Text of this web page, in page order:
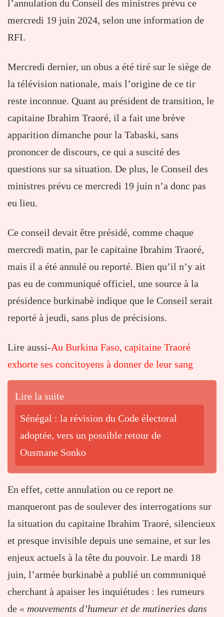
l’annulation du Conseil des ministres prévu ce
mercredi 19 juin 2024, selon une information de
RFI.
Mercredi dernier, un obus a été tiré sur le siège de
la télévision nationale, mais l’origine de ce tir
reste inconnue. Quant au président de transition, le
capitaine Ibrahim Traoré, il a fait une brève
apparition dimanche pour la Tabaski, sans
prononcer de discours, ce qui a suscité des
questions sur sa situation. De plus, le Conseil des
ministres prévu ce mercredi 19 juin n’a donc pas
eu lieu.
Ce conseil devait être présidé, comme chaque
mercredi matin, par le capitaine Ibrahim Traoré,
mais il a été annulé ou reporté. Bien qu’il n’y ait
pas eu de communiqué officiel, une source à la
présidence burkinabè indique que le Conseil serait
reporté à jeudi, sans plus de précisions.
Lire aussi-Au Burkina Faso, capitaine Traoré
exhorte ses concitoyens à donner de leur sang
Lire la suite
Sénégal : la révision du Code électoral
adoptée, vers un possible retour de
Ousmane Sonko
En effet, cette annulation ou ce report ne
manqueront pas de soulever des interrogations sur
la situation du capitaine Ibrahim Traoré, silencieux
et presque invisible depuis une semaine, et sur les
enjeux actuels à la tête du pouvoir. Le mardi 18
juin, l’armée burkinabè a publié un communiqué
cherchant à apaiser les inquiétudes : les rumeurs
de « mouvements d’humeur et de mutineries dans